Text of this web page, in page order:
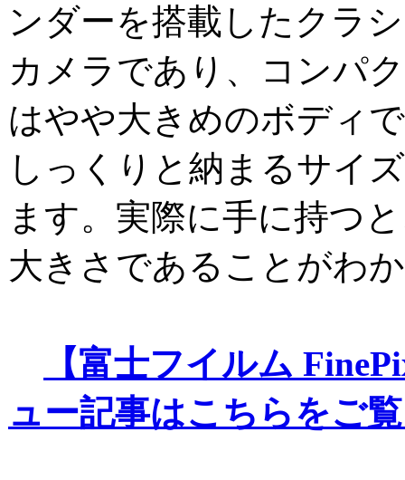
ンダーを搭載したクラ
カメラであり、コンパ
はやや大きめのボディ
しっくりと納まるサイ
ます。実際に手に持つ
大きさであることがわ
【富士フイルム
ュー記事はこちらをご